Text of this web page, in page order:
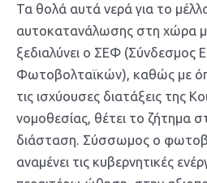
Τα θολά αυτά νερά για το
αυτοκατανάλωσης στη χώρα
ξεδιαλύνει ο ΣΕΦ (Σύνδεσμος
Φωτοβολταϊκών), καθώς με
τις ισχύουσες διατάξεις της
νομοθεσίας, θέτει το ζήτημα
διάσταση. Σύσσωμος ο
αναμένει τις κυβερνητικές